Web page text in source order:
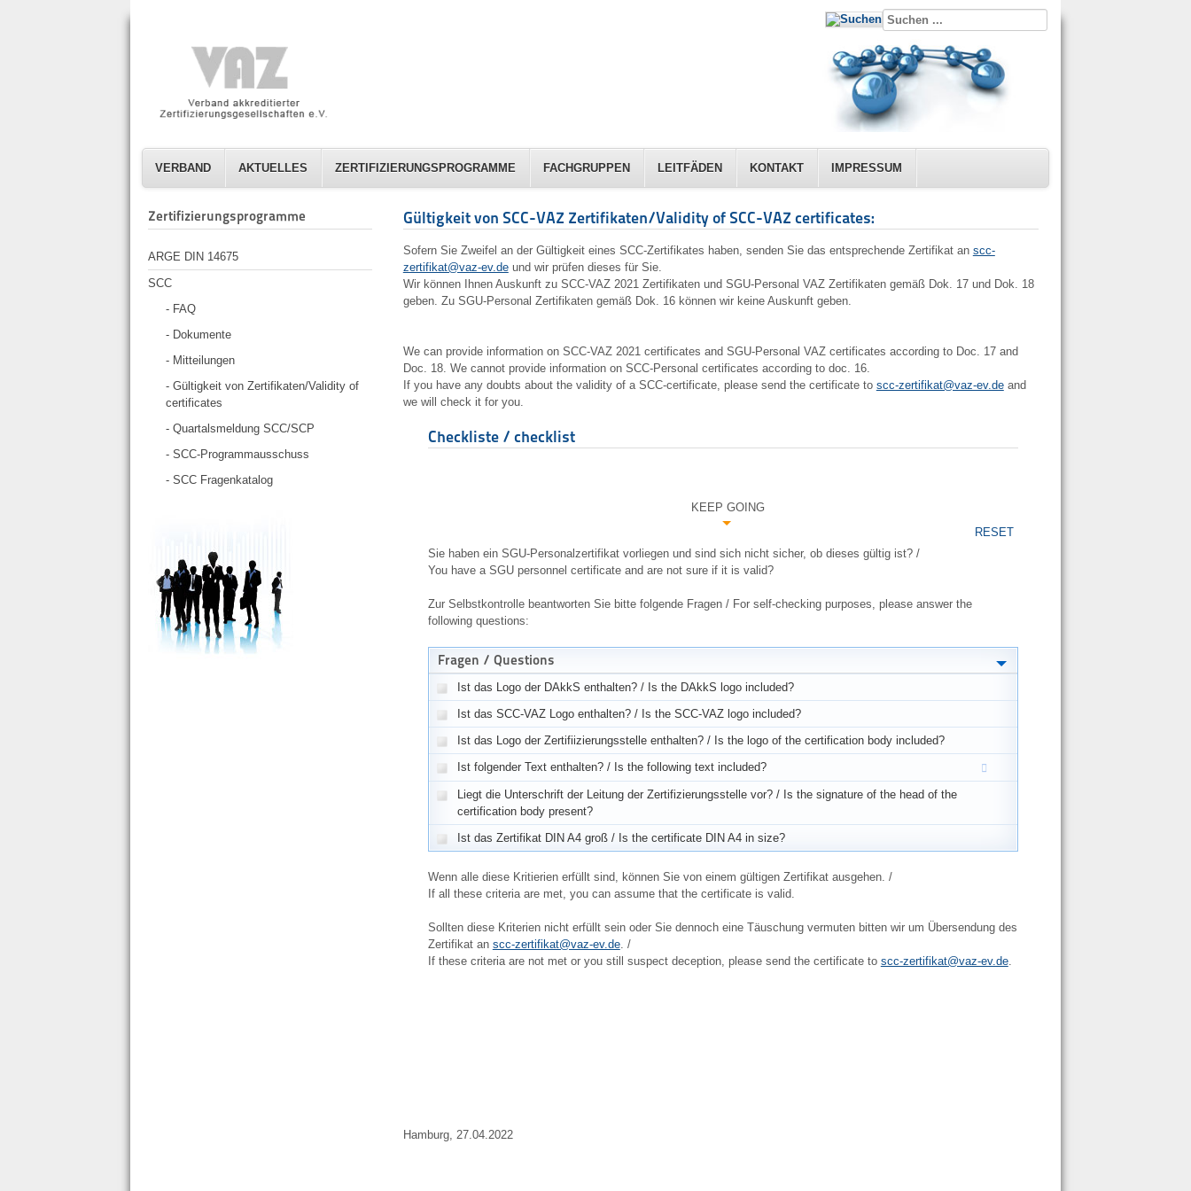
VERBAND AKTUELLES ZERTIFIZIERUNGSPROGRAMME FACHGRUPPEN LEITFÄDEN KONTAKT IMPRESSUM
Zertifizierungsprogramme
ARGE DIN 14675
SCC
- FAQ
- Dokumente
- Mitteilungen
- Gültigkeit von Zertifikaten/Validity of
certificates
- Quartalsmeldung SCC/SCP
- SCC-Programmausschuss
- SCC Fragenkatalog
Gültigkeit von SCC-VAZ Zertifikaten/Validity of SCC-VAZ certificates:
Sofern Sie Zweifel an der Gültigkeit eines SCC-Zertifikates haben, senden Sie das entsprechende Zertifikat an scc-
zertifikat@vaz-ev.deund wir prüfen dieses für Sie.
Wir können Ihnen Auskunft zu SCC-VAZ 2021 Zertifikaten und SGU-Personal VAZ Zertifikaten gemäß Dok. 17 und Dok. 18
geben. Zu SGU-Personal Zertifikaten gemäß Dok. 16 können wir keine Auskunft geben.
We can provide information on SCC-VAZ 2021 certificates and SGU-Personal VAZ certificates according to Doc. 17 and
Doc. 18. We cannot provide information on SCC-Personal certificates according to doc. 16.
If you have any doubts about the validity of a SCC-certificate, please send the certificate to scc-zertifikat@vaz-ev.deand
we will check it for you.
Checkliste / checklist
KEEP GOING
RESET
Sie haben ein SGU-Personalzertifikat vorliegen und sind sich nicht sicher, ob dieses gültig ist? /
You have a SGU personnel certificate and are not sure if it is valid?
Zur Selbstkontrolle beantworten Sie bitte folgende Fragen / For self-checking purposes, please answer the
following questions:
Fragen / Questions
Ist das Logo der DAkkS enthalten? / Is the DAkkS logo included?
Ist das SCC-VAZ Logo enthalten? / Is the SCC-VAZ logo included?
Ist das Logo der Zertifiizierungsstelle enthalten? / Is the logo of the certification body included?
Ist folgender Text enthalten? / Is the following text included?
Liegt die Unterschrift der Leitung der Zertifizierungsstelle vor? / Is the signature of the head of the
certification body present?
Ist das Zertifikat DIN A4 groß / Is the certificate DIN A4 in size?
Wenn alle diese Kritierien erfüllt sind, können Sie von einem gültigen Zertifikat ausgehen. /
If all these criteria are met, you can assume that the certificate is valid.
Sollten diese Kriterien nicht erfüllt sein oder Sie dennoch eine Täuschung vermuten bitten wir um Übersendung des
Zertifikat an scc-zertifikat@vaz-ev.de. /
If these criteria are not met or you still suspect deception, please send the certificate to scc-zertifikat@vaz-ev.de.
Hamburg, 27.04.2022